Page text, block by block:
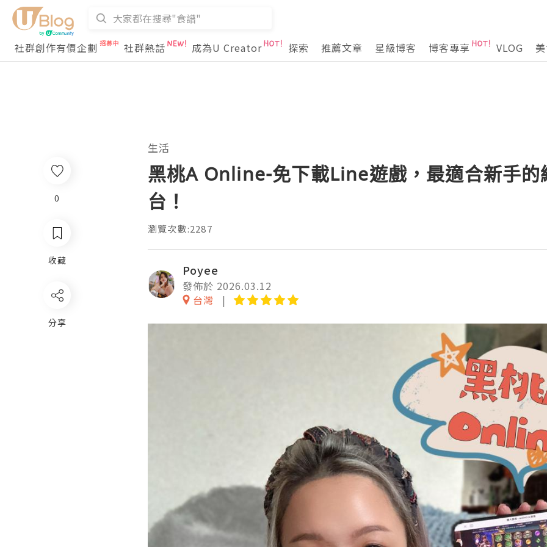
社群創作有價企劃 社群熱話 成為U Creator 探索 推薦文章 星級博客 博客專享 VLOG
0
收藏
分享
生活
黑桃A Online-免下載Line遊戲，最適合新手的
台！
瀏覽次數:2287
Poyee
發佈於 2026.03.12
台灣